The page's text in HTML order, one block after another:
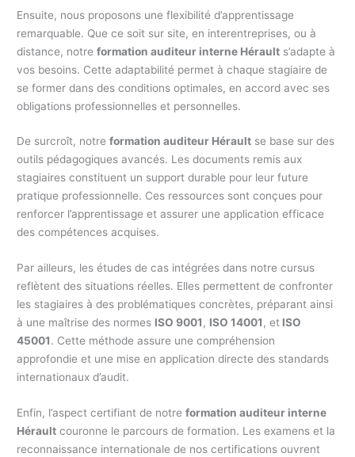
Ensuite, nous proposons une flexibilité d’apprentissage
remarquable. Que ce soit sur site, en interentreprises, ou à
distance, notreformation auditeur interne Hérault s’adapte à
vos besoins. Cette adaptabilité permet à chaque stagiaire de
se former dans des conditions optimales, en accord avec ses
obligations professionnelles et personnelles.
De surcroît, notreformation auditeur Hérault se base sur des
outils pédagogiques avancés. Les documents remis aux
stagiaires constituent un support durable pour leur future
pratique professionnelle. Ces ressources sont conçues pour
renforcer l’apprentissage et assurer une application efficace
des compétences acquises.
Par ailleurs, les études de cas intégrées dans notre cursus
reflètent des situations réelles. Elles permettent de confronter
les stagiaires à des problématiques concrètes, préparant ainsi
à une maîtrise des normes ISO 9001, ISO 14001, et ISO
45001. Cette méthode assure une compréhension
approfondie et une mise en application directe des standards
internationaux d’audit.
Enfin, l’aspect certifiant de notreformation auditeur interne
Hérault couronne le parcours de formation. Les examens et la
reconnaissance internationale de nos certifications ouvrent